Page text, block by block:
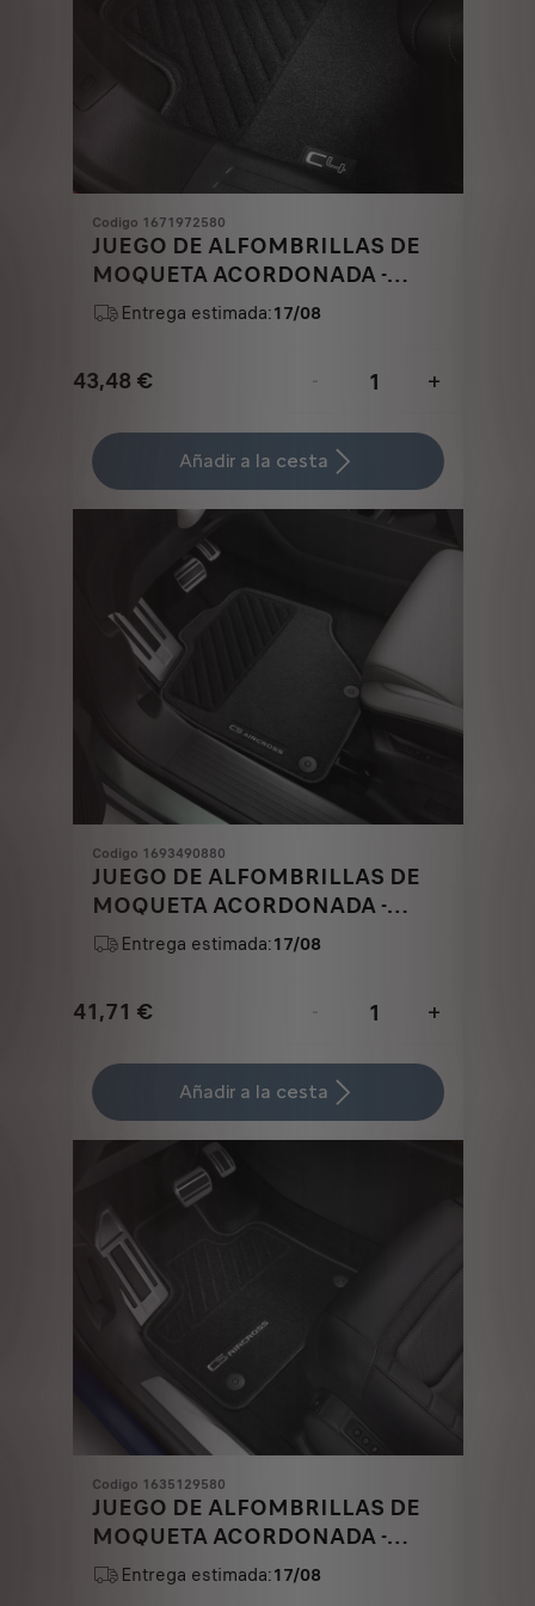
Codigo 1671972580
JUEGO DE ALFOMBRILLAS DE
MOQUETA ACORDONADA -
DELANTERAS Y TRASERAS
Entrega estimada:17/08
43,48 €
Price
43,48
€
-
+
Quantity
updated
1
Añadir a la cesta
Codigo 1693490880
JUEGO DE ALFOMBRILLAS DE
MOQUETA ACORDONADA -
DELANTERAS Y TRASERAS
Entrega estimada:17/08
41,71 €
Price
41,71
€
-
+
Quantity
updated
1
Añadir a la cesta
Codigo 1635129580
JUEGO DE ALFOMBRILLAS DE
MOQUETA ACORDONADA -
DELANTERAS Y TRASERAS
Entrega estimada:17/08